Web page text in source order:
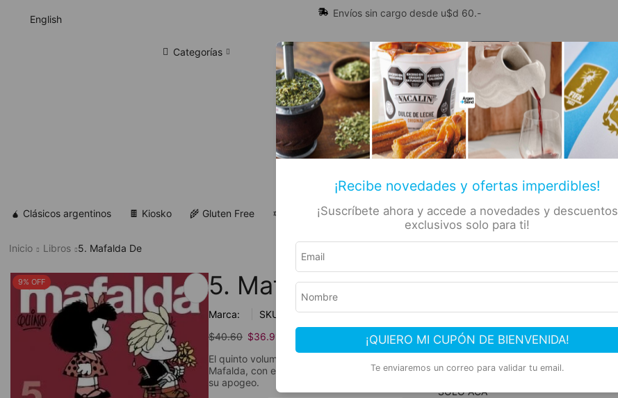
¡Recibe novedades y ofertas imperdibles!
¡Suscríbete ahora y accede a novedades y descuentos
exclusivos solo para ti!
¡QUIERO MI CUPÓN DE BIENVENIDA!
Te enviaremos un correo para validar tu email.
English
Envíos sin cargo desde u$d 60.-
Categorías 🔥 Alfajores y Golosinas
🧉 Clásicos argentinos 🍫 Kiosko 🌾 Gluten Free ✡ Koshers 📚 Libros 🏷️ Todas las categorías
Inicio Libros 5. Mafalda De
9% OFF 5. Mafalda De
Marca: SKU:
cpd0000100865
$40.60 $36.91
El quinto volumen de las tiras cómicas de
Mafalda, con el humor agudo de Quino en
su apogeo.
Compra segura
Experiencia de compra garantizada
SOLO ACÁ